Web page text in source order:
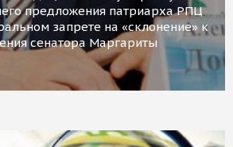
предложения патриарха РПЦ
запрете на «склонение» к
сенатора Маргариты